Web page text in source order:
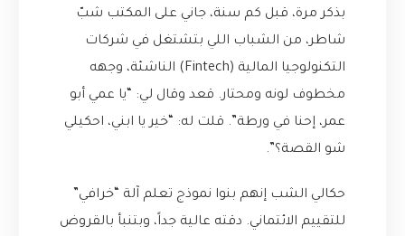
بذكر مرة، قبل كم سنة، جاني على المكتب شبّ
شاطر، من الشباب اللي بتشتغل في شركات
التكنولوجيا المالية (Fintech) الناشئة، وجهه
مخطوف لونه ومحتار. قعد وقال لي: “يا عمي أبو
عمر، إحنا في ورطة”. قلت له: “خير يا ابني، احكيلي
شو القصة؟”.
حكالي الشب إنهم بنوا نموذج تعلم آلة “خرافي”
للتقييم الائتماني. دقته عالية جداً، وبتنبأ بالقروض